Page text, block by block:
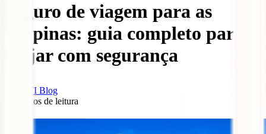
Seguro de viagem para as
Filipinas: guia completo para
viajar com segurança
IATI Blog
minutos de leitura